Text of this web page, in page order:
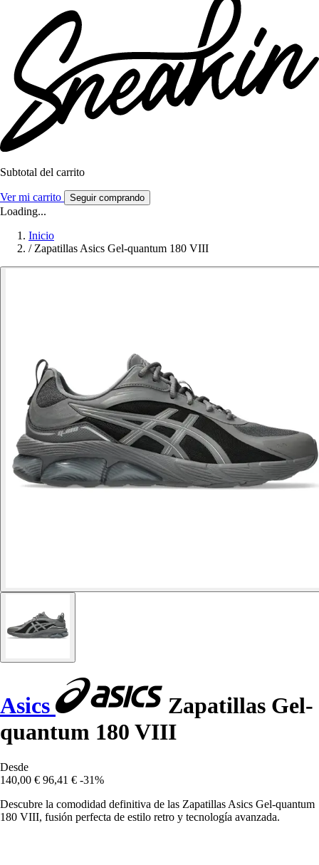
Subtotal del carrito
Ver mi carrito Seguir comprando
Loading...
Inicio
/ Zapatillas Asics Gel-quantum 180 VIII
Asics
Zapatillas Gel-
quantum 180 VIII
Desde
140,00 € 96,41 € -31%
Descubre la comodidad definitiva de las Zapatillas Asics Gel-quantum
180 VIII, fusión perfecta de estilo retro y tecnología avanzada.